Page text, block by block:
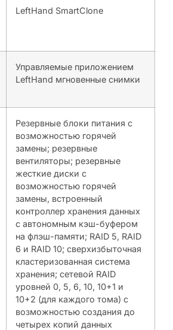
LeftHand SmartClone
Управляемые приложением
LeftHand мгновенные снимки
Резервные блоки питания с
возможностью горячей
замены; резервные
вентиляторы; резервные
жесткие диски с
возможностью горячей
замены, встроенный
контроллер хранения данных
с автономным кэш-буфером
на флэш-памяти; RAID 5, RAID
6 и RAID 10; сверхизбыточная
кластеризованная система
хранения; сетевой RAID
уровней 0, 5, 6, 10, 10+1 и
10+2 (для каждого тома) с
возможностью создания до
четырех копий данных